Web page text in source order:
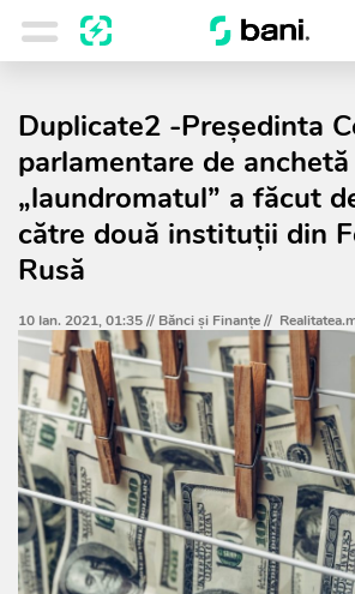
Duplicate2 -Președinta
parlamentare de
„laundromatul” a făcut
către două instituții din
Rusă
10 Ian. 2021, 01:35 // Bănci şi Finanţe//